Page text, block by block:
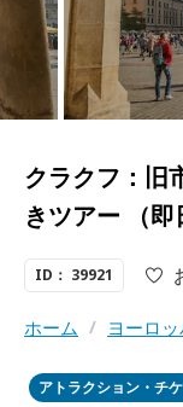
クラクフ：旧
きツアー （即
ID： 39921
ホーム / ヨーロ
アトラクション・チ